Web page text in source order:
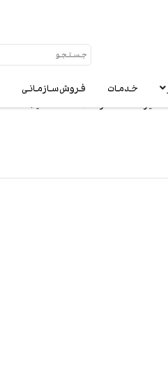
خدمات فروش سازمانی
سایز ها رنگ ها قیمت